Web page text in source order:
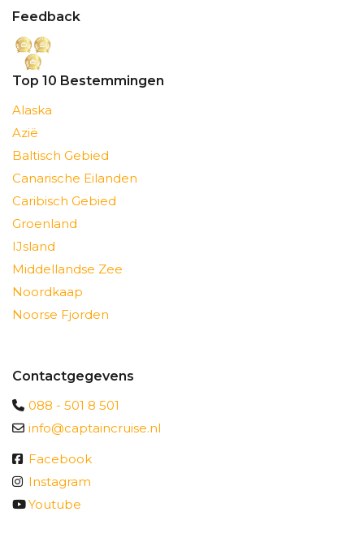
Feedback
Top 10 Bestemmingen
Alaska
Azië
Baltisch Gebied
Canarische Eilanden
Caribisch Gebied
Groenland
IJsland
Middellandse Zee
Noordkaap
Noorse Fjorden
Contactgegevens
088 - 501 8 501
info@captaincruise.nl
Facebook
Instagram
Youtube